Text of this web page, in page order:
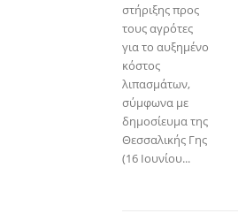
στήριξης προς
τους αγρότες
για το αυξημένο
κόστος
λιπασμάτων,
σύμφωνα με
δημοσίευμα της
Θεσσαλικής Γης
(16 Ιουνίου...